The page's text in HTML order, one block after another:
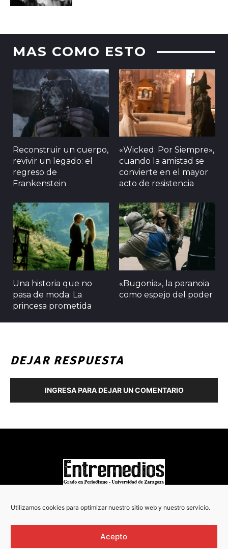
Utilizamos cookies para optimizar nuestro sitio web y nuestro servicio.
Acepto
MAS COMO ESTO
Reconstruir un cuerpo,
revivir un legado: el
regreso de
Frankenstein
«Wicked: Por Siempre»,
cuando la amistad se
convierte en el mayor
acto de resistencia
Una historia que no
pasa de moda: La
princesa prometida
«Bugonia», la paranoia
como espejo del poder
DEJAR RESPUESTA
INGRESA PARA DEJAR UN COMENTARIO